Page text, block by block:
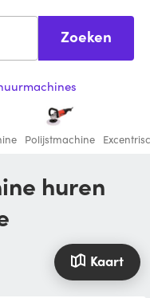
Zoeken
Polijstmachine
Kaart